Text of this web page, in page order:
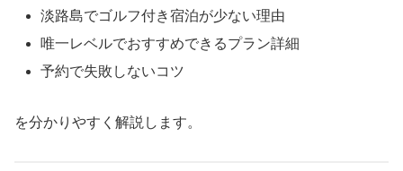
淡路島でゴルフ付き宿泊が少ない理由
唯一レベルでおすすめできるプラン詳細
予約で失敗しないコツ
を分かりやすく解説します。